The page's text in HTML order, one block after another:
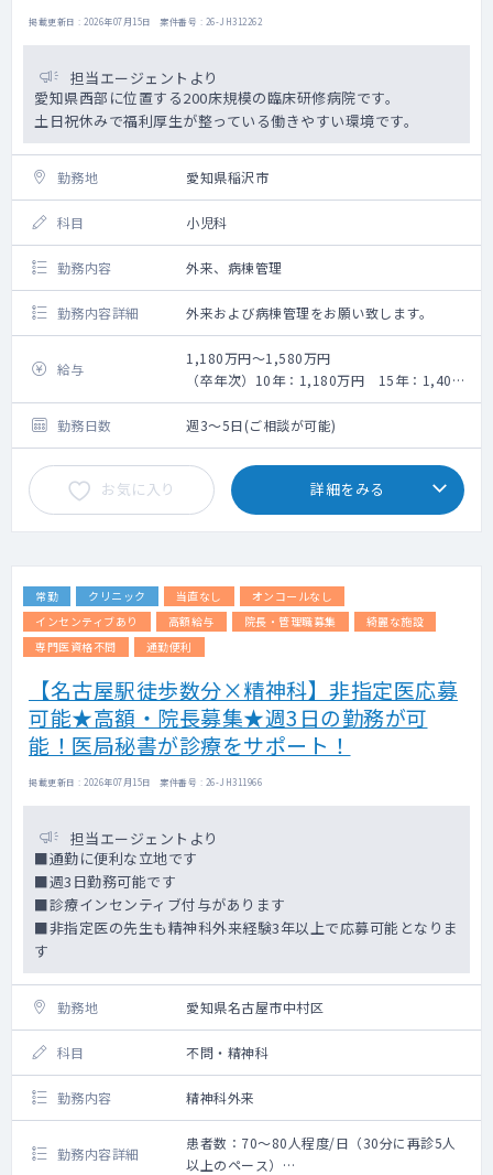
掲載更新日 : 2026年07月15日 案件番号 : 26-JH312262
担当エージェントより
愛知県西部に位置する200床規模の臨床研修病院です。
土日祝休みで福利厚生が整っている働きやすい環境です。
勤務地 愛知県稲沢市
科目 小児科
勤務内容 外来、病棟管理
勤務内容詳細 外来および病棟管理をお願い致します。
給与
1,180万円～1,580万円
（卒年次）10年：1,180万円 15年：1,400
万円 20年：1,580万円
勤務日数
週3～5日(ご相談が可能)
お気に入り 詳細をみる
常勤 クリニック 当直なし
オンコールなし
インセンティブあり
高額給与 院長・管理職募集
綺麗な施設
専門医資格不問
通勤便利
【名古屋駅徒歩数分×精神科】非指定医応募
可能★高額・院長募集★週3日の勤務が可
能！医局秘書が診療をサポート！
掲載更新日 : 2026年07月15日 案件番号 : 26-JH311966
担当エージェントより
■通勤に便利な立地です
■週3日勤務可能です
■診療インセンティブ付与があります
■非指定医の先生も精神科外来経験3年以上で応募可能となりま
す
勤務地 愛知県名古屋市中村区
科目 不問・精神科
勤務内容 精神科外来
勤務内容詳細
患者数：70～80人程度/日（30分に再診5人
以上のペース）